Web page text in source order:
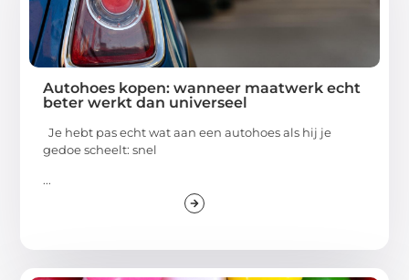
Autohoes kopen: wanneer maatwerk echt
beter werkt dan universeel
Je hebt pas echt wat aan een autohoes als hij je
gedoe scheelt: snel
...